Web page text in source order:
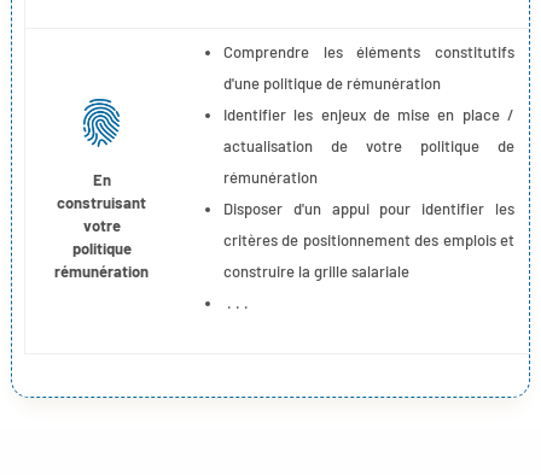
En
construisant
votre
politique
rémunération
Comprendre les éléments constitutifs
d'une politique de rémunération
Identifier les enjeux de mise en place /
actualisation de votre politique de
rémunération
Disposer d'un appui pour identifier les
critères de positionnement des emplois et
construire la grille salariale
. . .